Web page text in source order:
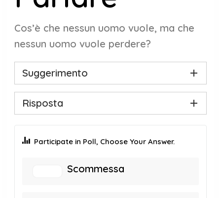
Cos’è che nessun uomo vuole, ma che
nessun uomo vuole perdere?
Suggerimento
Risposta
Participate in Poll, Choose Your Answer.
Scommessa